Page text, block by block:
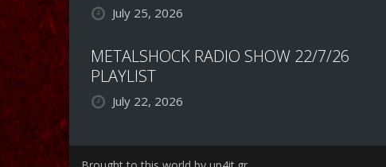
July 25, 2026
METALSHOCK RADIO SHOW 22/7/26
PLAYLIST
July 22, 2026